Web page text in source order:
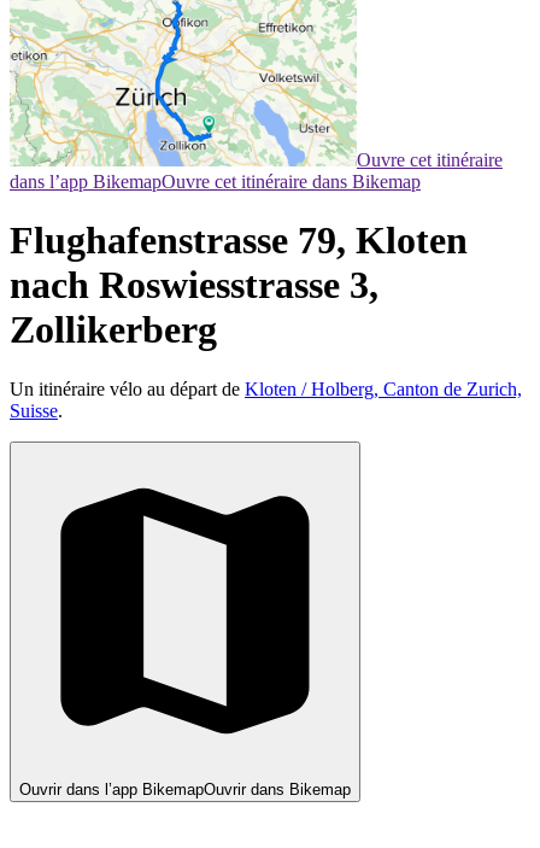
Ouvre cet itinéraire
dans l’app BikemapOuvre cet itinéraire dans Bikemap
Flughafenstrasse 79, Kloten
nach Roswiesstrasse 3,
Zollikerberg
Un itinéraire vélo au départ de Kloten / Holberg, Canton de Zurich,
Suisse.
Ouvrir dans l’app BikemapOuvrir dans Bikemap